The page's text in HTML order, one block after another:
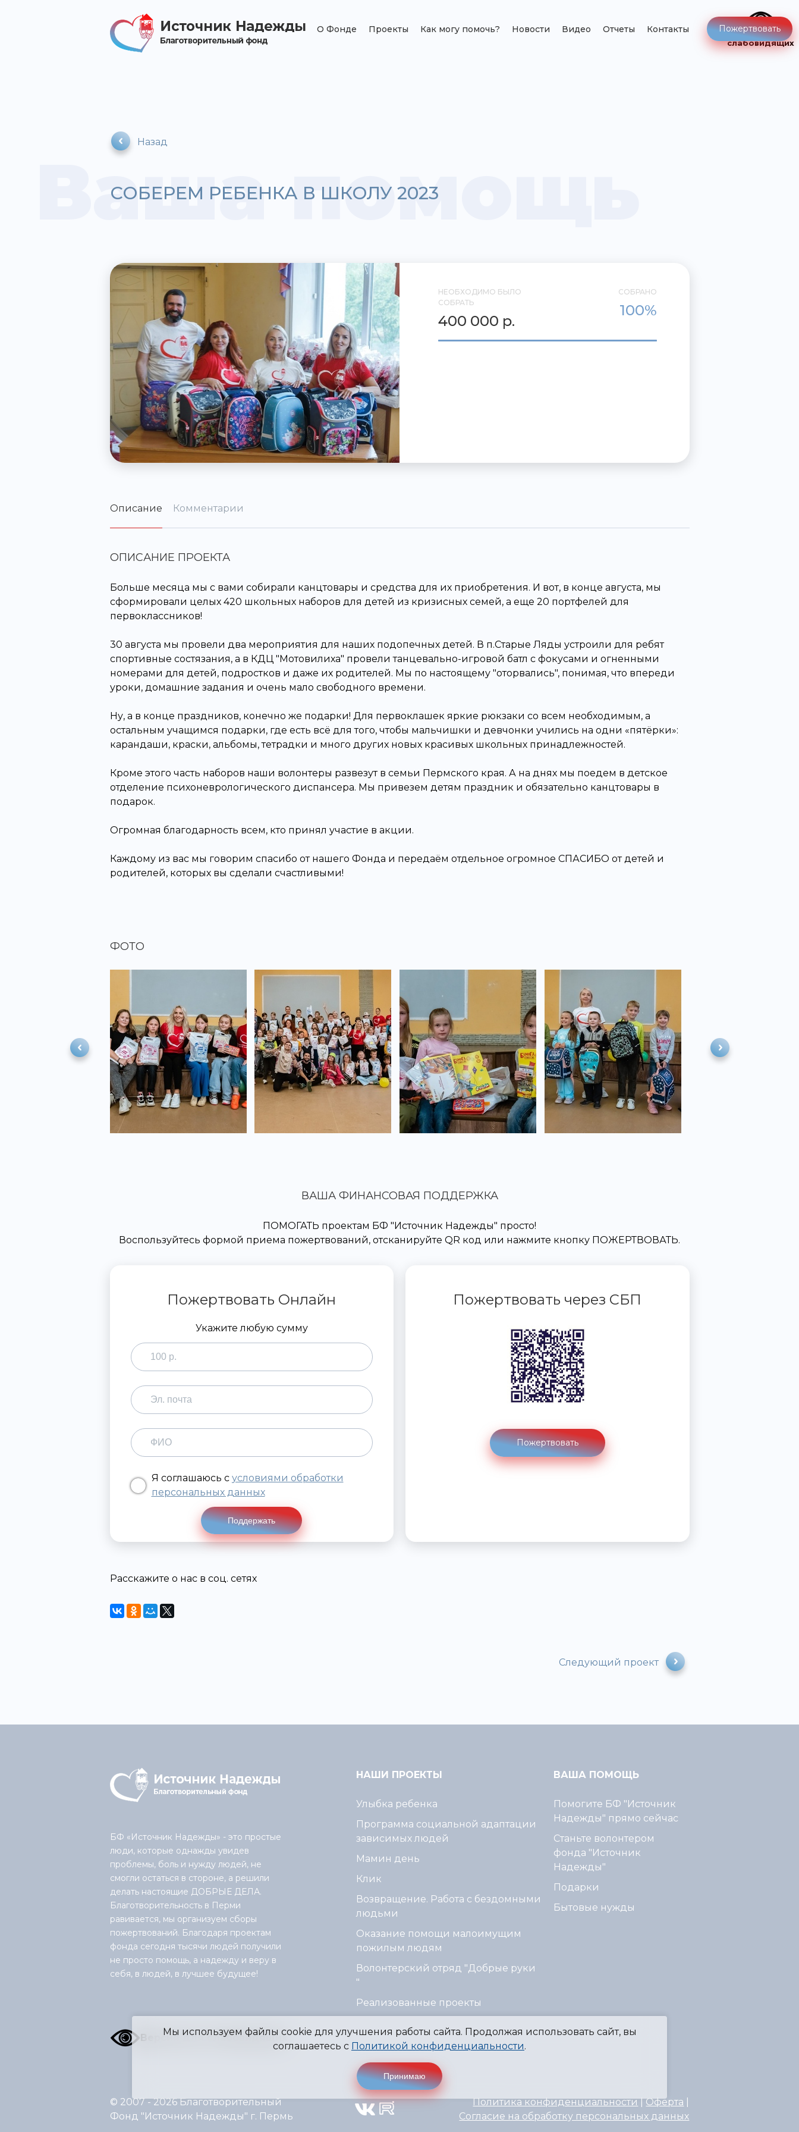
О Фонде Проекты Как могу помочь? Новости Видео Отчеты Контакты
Версия для
слабовидящих
Пожертвовать
Назад
Ваша помощь
СОБЕРЕМ РЕБЕНКА В ШКОЛУ 2023
НЕОБХОДИМО БЫЛО
СОБРАТЬ
400 000 р.
СОБРАНО
100%
Описание Комментарии
ОПИСАНИЕ ПРОЕКТА
Больше месяца мы с вами собирали канцтовары и средства для их приобретения. И вот, в конце августа, мы
сформировали целых 420 школьных наборов для детей из кризисных семей, а еще 20 портфелей для
первоклассников!
30 августа мы провели два мероприятия для наших подопечных детей. В п.Старые Ляды устроили для ребят
спортивные состязания, а в КДЦ "Мотовилиха" провели танцевально-игровой батл с фокусами и огненными
номерами для детей, подростков и даже их родителей. Мы по настоящему "оторвались", понимая, что впереди
уроки, домашние задания и очень мало свободного времени.
Ну, а в конце праздников, конечно же подарки! Для первоклашек яркие рюкзаки со всем необходимым, а
остальным учащимся подарки, где есть всё для того, чтобы мальчишки и девчонки учились на одни «пятёрки»:
карандаши, краски, альбомы, тетрадки и много других новых красивых школьных принадлежностей.
Кроме этого часть наборов наши волонтеры развезут в семьи Пермского края. А на днях мы поедем в детское
отделение психоневрологического диспансера. Мы привезем детям праздник и обязательно канцтовары в
подарок.
Огромная благодарность всем, кто принял участие в акции.
Каждому из вас мы говорим спасибо от нашего Фонда и передаём отдельное огромное СПАСИБО от детей и
родителей, которых вы сделали счастливыми!
ФОТО
ВАША ФИНАНСОВАЯ ПОДДЕРЖКА
ПОМОГАТЬ проектам БФ "Источник Надежды" просто!
Воспользуйтесь формой приема пожертвований, отсканируйте QR код или нажмите кнопку ПОЖЕРТВОВАТЬ.
Пожертвовать Онлайн
Укажите любую сумму
Я соглашаюсь с условиями обработки
персональных данных
Поддержать
Пожертвовать через СБП
Пожертвовать
Расскажите о нас в соц. сетях
Следующий проект
БФ «Источник Надежды» - это простые
люди, которые однажды увидев
проблемы, боль и нужду людей, не
смогли остаться в стороне, а решили
делать настоящие ДОБРЫЕ ДЕЛА.
Благотворительность в Перми
равивается, мы организуем сборы
пожертвований. Благодаря проектам
фонда сегодня тысячи людей получили
не просто помощь, а надежду и веру в
себя, в людей, в лучшее будущее!
Версия для слабовидящих
НАШИ ПРОЕКТЫ
Улыбка ребенка
Программа социальной адаптации
зависимых людей
Мамин день
Клик
Возвращение. Работа с бездомными
людьми
Оказание помощи малоимущим
пожилым людям
Волонтерский отряд "Добрые руки
"
Реализованные проекты
ВАША ПОМОЩЬ
Помогите БФ "Источник
Надежды" прямо сейчас
Станьте волонтером
фонда "Источник
Надежды"
Подарки
Бытовые нужды
© 2007 - 2026 Благотворительный
Фонд "Источник Надежды" г. Пермь
Политика конфиденциальности | Оферта
Согласие на обработку персональных данных
Мы используем файлы cookie для улучшения работы сайта. Продолжая использовать сайт, вы
соглашаетесь с Политикой конфиденциальности.
Принимаю